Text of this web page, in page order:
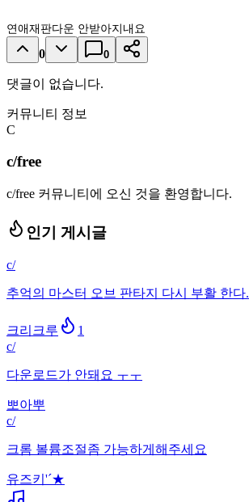
연애재판다운 안받아지내요
0 0
댓글이 없습니다.
커뮤니티 정보
C
c/free
c/free 커뮤니티에 오신 것을 환영합니다.
인기 게시글
c/
추억의 마스터 오브 판타지 다시 부활 한다.
크리크루
1
c/
다운로드가 안돼요 ㅜㅜ
뽀아뿌
c/
크롬 볼륨조절좀 가능하게해주세요
유즈키'´★